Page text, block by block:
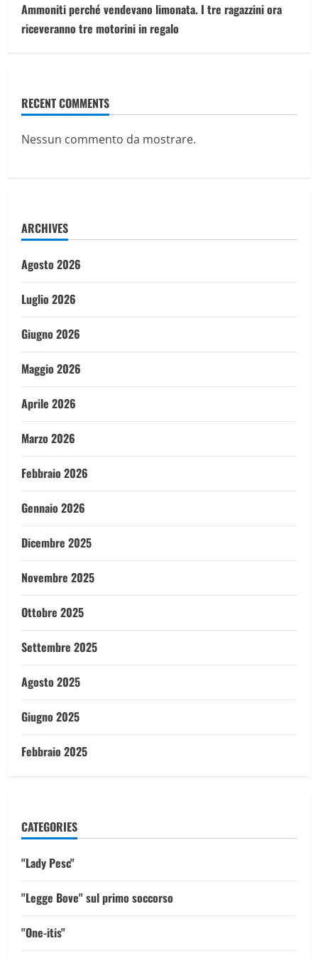
Ammoniti perché vendevano limonata. I tre ragazzini ora
riceveranno tre motorini in regalo
RECENT COMMENTS
Nessun commento da mostrare.
ARCHIVES
Agosto 2026
Luglio 2026
Giugno 2026
Maggio 2026
Aprile 2026
Marzo 2026
Febbraio 2026
Gennaio 2026
Dicembre 2025
Novembre 2025
Ottobre 2025
Settembre 2025
Agosto 2025
Giugno 2025
Febbraio 2025
CATEGORIES
"Lady Pesc"
"Legge Bove" sul primo soccorso
"One-itis"